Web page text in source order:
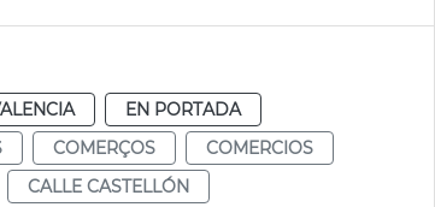
EN PORTADA
COMERÇOS
COMERCIOS
CALLE CASTELLÓN